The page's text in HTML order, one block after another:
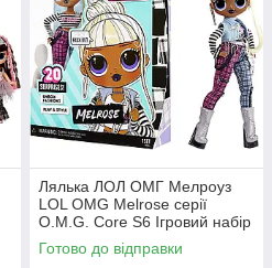
Лялька ЛОЛ ОМГ Мелроуз
LOL OMG Melrose серії
O.M.G. Core S6 Ігровий набір
з лялькою L.O.L. Surprise!
581864 MyDoll.com.ua
Готово до відправки